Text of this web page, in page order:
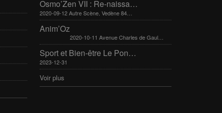
Osmo’Zen VII : Re-naissance
2020-09-12 Autre Scène, Vedène 84270
Anim’Oz
2020-10-11 Avenue Charles de Gaulle 30400 Villeneuve-Lès-Avignon
Sport et Bien-être Le Pontet 16-17 mars 2024
2023-12-31
Voir plus